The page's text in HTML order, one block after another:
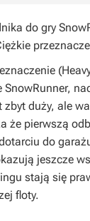
do gry
SnowRunner,
zbyt duży, ale
że pierwszą
do
jeszcze
stają się
floty.